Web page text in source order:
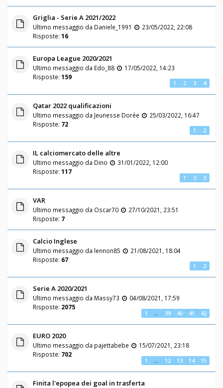
Griglia - Serie A 2021/2022
Ultimo messaggio da Daniele_1991
23/05/2022, 22:08
Risposte: 16
Europa League 2020/2021
Ultimo messaggio da Edo_88
17/05/2022, 14:23
Risposte: 159
1 2 3 4
Qatar 2022 qualificazioni
Ultimo messaggio da Jeunesse Dorée
25/03/2022, 16:47
Risposte: 72
1 2
IL calciomercato delle altre
Ultimo messaggio da Dino
31/01/2022, 12:00
Risposte: 117
1 2 3
VAR
Ultimo messaggio da Oscar70
27/10/2021, 23:51
Risposte: 7
Calcio Inglese
Ultimo messaggio da lennon85
21/08/2021, 18:04
Risposte: 67
1 2
Serie A 2020/2021
Ultimo messaggio da Massy73
04/08/2021, 17:59
Risposte: 2075
1 … 39 40 41 42
EURO 2020
Ultimo messaggio da pajettabebe
15/07/2021, 23:18
Risposte: 702
1 … 12 13 14 15
Finita l'epopea dei goal in trasferta